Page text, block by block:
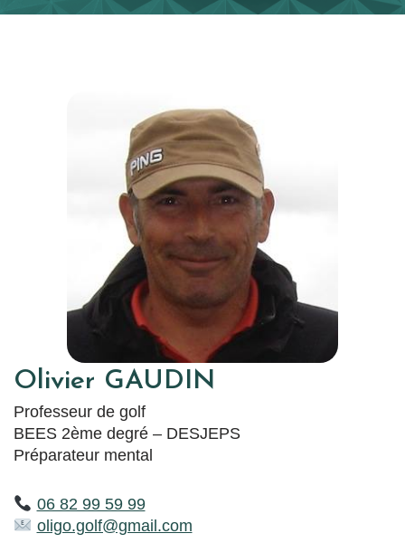
Olivier GAUDIN
Professeur de golf
BEES 2ème degré – DESJEPS
Préparateur mental
06 82 99 59 99
oligo.golf@gmail.com